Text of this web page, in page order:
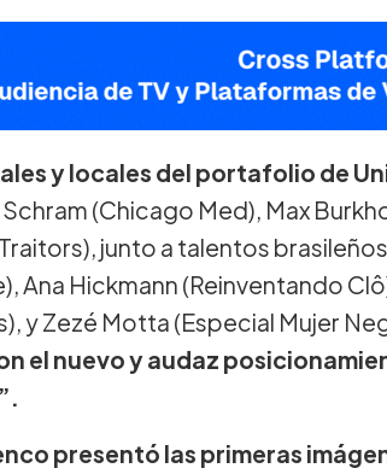
y locales del portafolio de
Schram (Chicago Med), Max
junto a talentos
Ana Hickmann (Reinventando
y Zezé Motta (Especial Mujer
el nuevo y audaz
presentó las primeras